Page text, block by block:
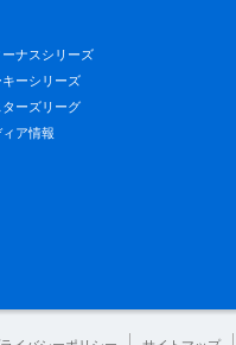
ーナスシリーズ
キーシリーズ
ーズリーグ
ィア情報